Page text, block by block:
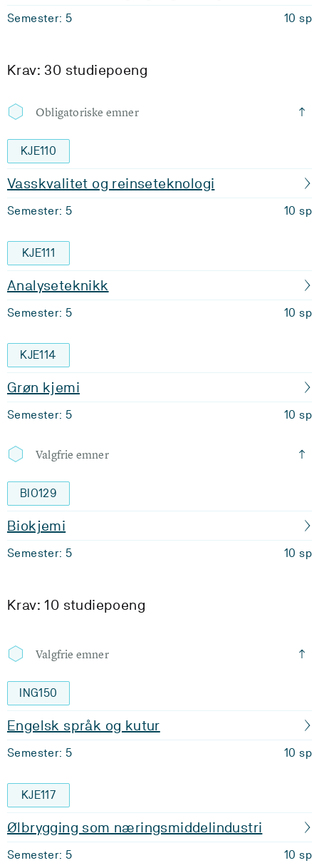
Semester: 5 10 sp
Krav: 30 studiepoeng
Obligatoriske emner
KJE110
Vasskvalitet og reinseteknologi
Semester: 5 10 sp
KJE111
Analyseteknikk
Semester: 5 10 sp
KJE114
Grøn kjemi
Semester: 5 10 sp
Valgfrie emner
BIO129
Biokjemi
Semester: 5 10 sp
Krav: 10 studiepoeng
Valgfrie emner
ING150
Engelsk språk og kutur
Semester: 5 10 sp
KJE117
Ølbrygging som næringsmiddelindustri
Semester: 5 10 sp